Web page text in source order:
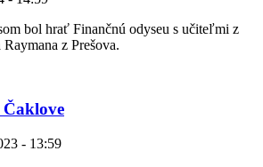
bol hrať Finančnú odyseu s učiteľmi z
z Prešova.
- 13:59